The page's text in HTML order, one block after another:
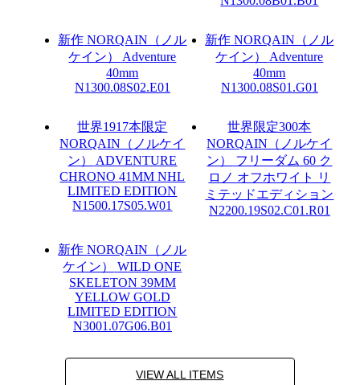
新作 NORQAIN（ノル
ケイン）
Adventure
40mm
N1300.08S02.E01
新作 NORQAIN（ノル
ケイン）
Adventure
40mm
N1300.08S01.G01
世界1917本限定
NORQAIN（ノルケイ
ン）
ADVENTURE
CHRONO 41MM NHL
LIMITED EDITION
N1500.17S05.W01
世界限定300本
NORQAIN（ノルケイ
ン）
フリーダム 60 ク
ロノ オフホワイト リ
ミテッドエディション
N2200.19S02.C01.R01
新作 NORQAIN（ノル
ケイン）
WILD ONE
SKELETON 39MM
YELLOW GOLD
LIMITED EDITION
N3001.07G06.B01
VIEW ALL ITEMS